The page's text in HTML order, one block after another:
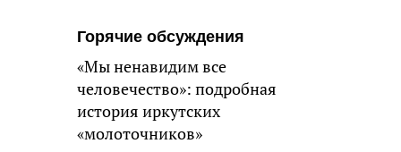
Горячие обсуждения
«Мы ненавидим все
человечество»: подробная
история иркутских
«молоточников»